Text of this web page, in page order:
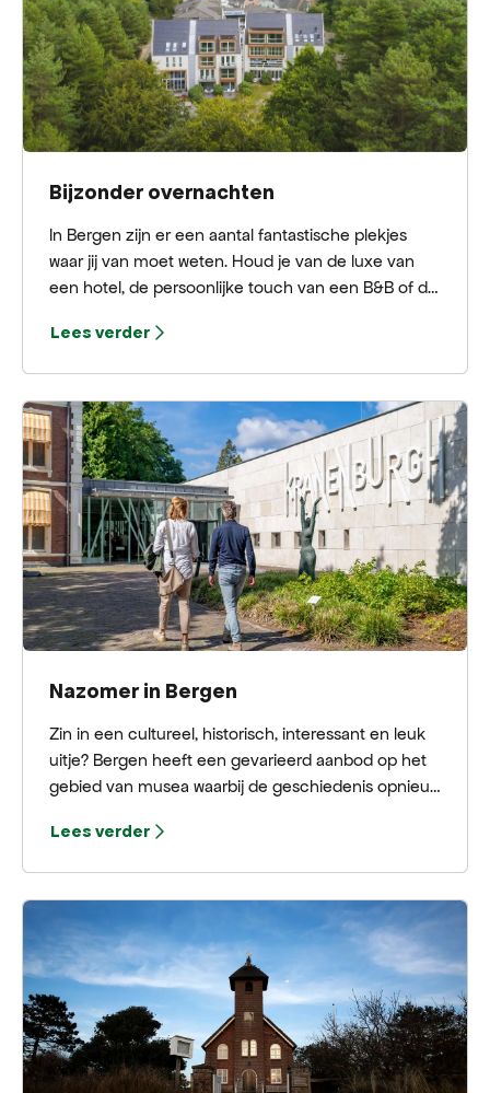
Bijzonder overnachten
In Bergen zijn er een aantal fantastische plekjes
waar jij van moet weten. Houd je van de luxe van
een hotel, de persoonlijke touch van een B&B of de
aantal bijzondere overnachting tips!
Lees verder
Nazomer in Bergen
Zin in een cultureel, historisch, interessant en leuk
uitje? Bergen heeft een gevarieerd aanbod op het
gebied van musea waarbij de geschiedenis opnieuw
Lees verder